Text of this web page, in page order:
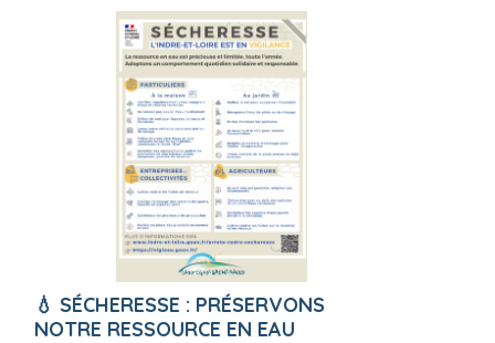
💧 SÉCHERESSE : PRÉSERVONS
NOTRE RESSOURCE EN EAU